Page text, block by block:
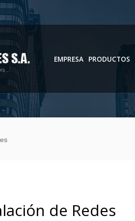
EMPRESA PRODUCTOS
de Redes